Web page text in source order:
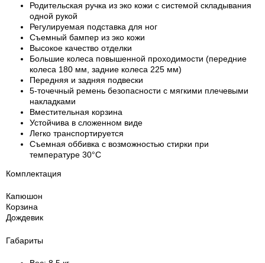
Родительская ручка из эко кожи с системой складывания
одной рукой
Регулируемая подставка для ног
Съемный бампер из эко кожи
Высокое качество отделки
Большие колеса повышенной проходимости (передние
колеса 180 мм, задние колеса 225 мм)
Передняя и задняя подвески
5-точечный ремень безопасности с мягкими плечевыми
накладками
Вместительная корзина
Устойчива в сложенном виде
Легко транспортируется
Съемная оббивка с возможностью стирки при
температуре 30°C
Комплектация
Капюшон
Корзина
Дождевик
Габариты